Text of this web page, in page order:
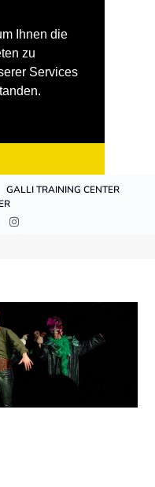
Ihnen die
zu
Services
GALLI TRAINING CENTER
Instagram